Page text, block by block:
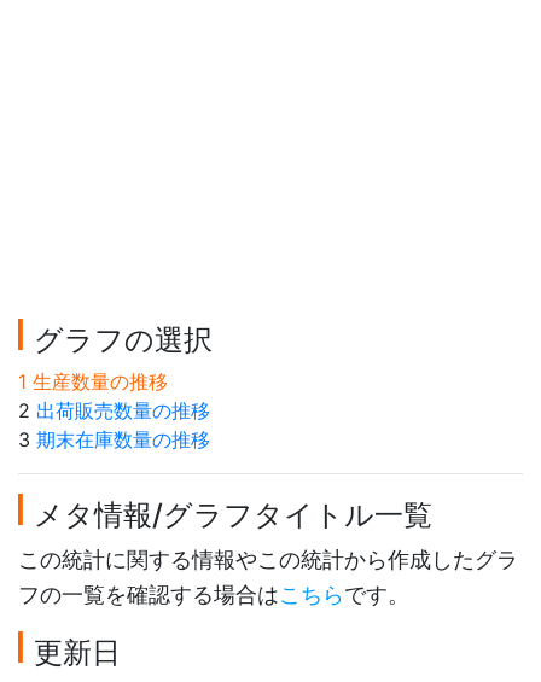
グラフの選択
1 生産数量の推移
2 出荷販売数量の推移
3 期末在庫数量の推移
メタ情報/グラフタイトル一覧
この統計に関する情報やこの統計から作成したグラ
フの一覧を確認する場合はこちらです。
更新日